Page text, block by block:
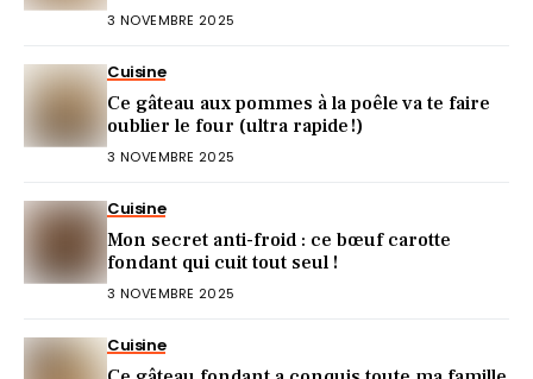
3 NOVEMBRE 2025
Cuisine
Ce gâteau aux pommes à la poêle va te faire
oublier le four (ultra rapide !)
3 NOVEMBRE 2025
Cuisine
Mon secret anti-froid : ce bœuf carotte
fondant qui cuit tout seul !
3 NOVEMBRE 2025
Cuisine